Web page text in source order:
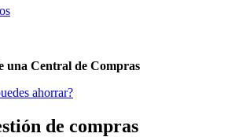
una Central de Compras
ahorrar?
de compras